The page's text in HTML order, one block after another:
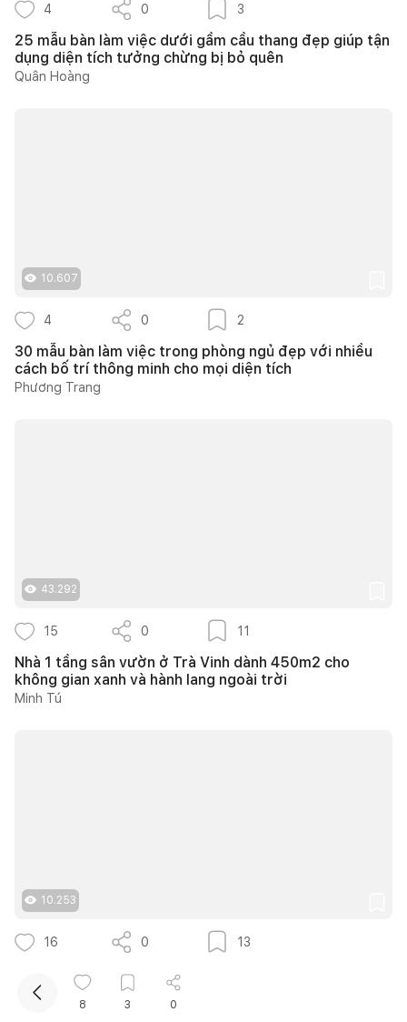
4 0 3
25 mẫu bàn làm việc dưới gầm cầu thang đẹp giúp tận
dụng diện tích tưởng chừng bị bỏ quên
Quân Hoàng
10.607
4 0 2
30 mẫu bàn làm việc trong phòng ngủ đẹp với nhiều
cách bố trí thông minh cho mọi diện tích
Phương Trang
43.292
15 0 11
Nhà 1 tầng sân vườn ở Trà Vinh dành 450m2 cho
không gian xanh và hành lang ngoài trời
Minh Tú
10.253
16 0 13
14 ý tưởng thiết kế cầu thang ngoài trời thông thoáng
giúp tối ưu diện tích cho nhà phố nhỏ hẹp
8 3 0